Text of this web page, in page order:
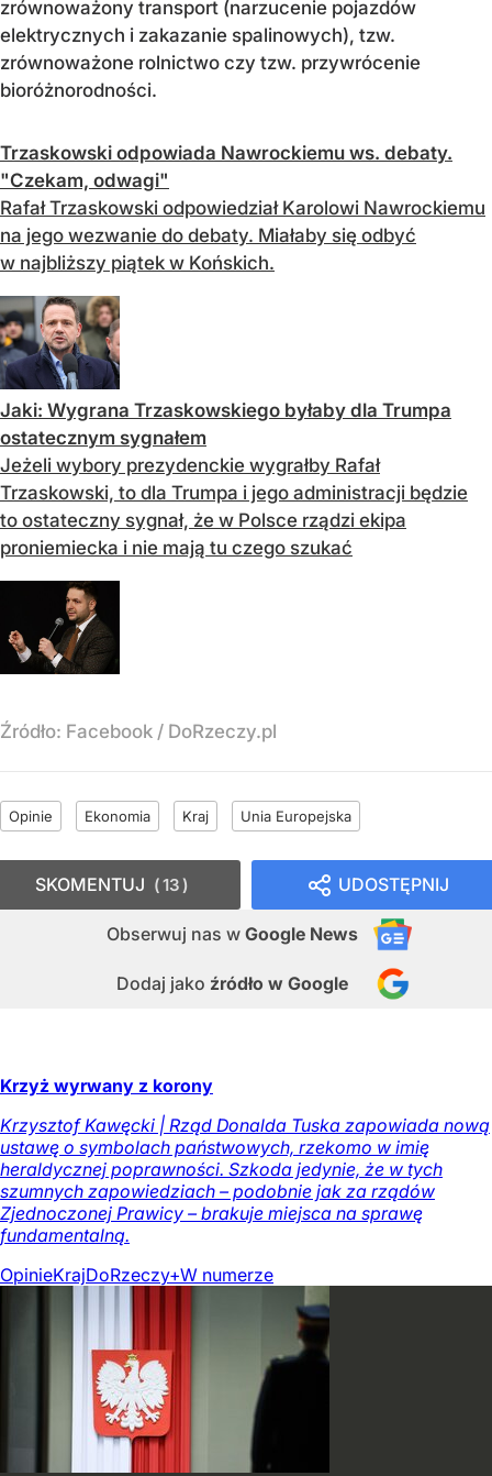
zrównoważony transport (narzucenie pojazdów
elektrycznych i zakazanie spalinowych), tzw.
zrównoważone rolnictwo czy tzw. przywrócenie
bioróżnorodności.
Trzaskowski odpowiada Nawrockiemu ws. debaty.
"Czekam, odwagi"
Rafał Trzaskowski odpowiedział Karolowi Nawrockiemu
na jego wezwanie do debaty. Miałaby się odbyć
w najbliższy piątek w Końskich.
Jaki: Wygrana Trzaskowskiego byłaby dla Trumpa
ostatecznym sygnałem
Jeżeli wybory prezydenckie wygrałby Rafał
Trzaskowski, to dla Trumpa i jego administracji będzie
to ostateczny sygnał, że w Polsce rządzi ekipa
proniemiecka i nie mają tu czego szukać
Źródło: Facebook / DoRzeczy.pl
Opinie Ekonomia Kraj Unia Europejska
UDOSTĘPNIJ
Obserwuj nas w Google News
Dodaj jako źródło w Google
SKOMENTUJ 13
Krzyż wyrwany z korony
Krzysztof Kawęcki | Rząd Donalda Tuska zapowiada nową
ustawę o symbolach państwowych, rzekomo w imię
heraldycznej poprawności. Szkoda jedynie, że w tych
szumnych zapowiedziach – podobnie jak za rządów
Zjednoczonej Prawicy – brakuje miejsca na sprawę
fundamentalną.
OpinieKrajDoRzeczy+W numerze